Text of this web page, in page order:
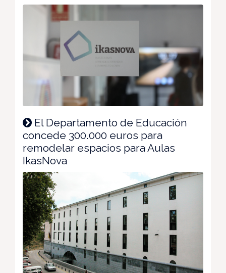
El Departamento de Educación
concede 300.000 euros para
remodelar espacios para Aulas
IkasNova